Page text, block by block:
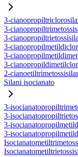
3-
3-
3-
3-
3-
3-
2-
Silani isocianato
3-
3-
3-
3-